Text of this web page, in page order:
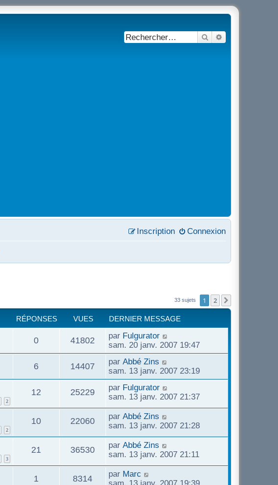
Rechercher
Connexion
Inscription
33 sujets 1 2
RÉPONSES VUES DERNIER MESSAGE
0 41802 par Fulgurator
sam. 20 janv. 2007 19:47
6 14407 par Abbé Zins
sam. 13 janv. 2007 23:19
2
12 25229 par Fulgurator
sam. 13 janv. 2007 21:37
2
10 22060 par Abbé Zins
sam. 13 janv. 2007 21:28
3
21 36530 par Abbé Zins
sam. 13 janv. 2007 21:11
1 8314 par Marc